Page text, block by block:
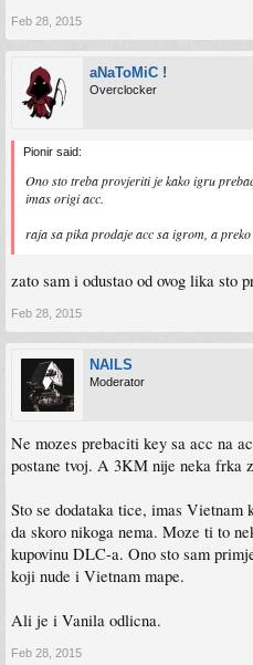
Feb 28, 2015
aNaToMiC !
Overclocker
Pionir said:
Ono sto treba provjeriti je kako igru
imas origi acc.
raja sa pika prodaje acc sa igrom, a
zato sam i odustao od ovog lika sto
Feb 28, 2015
NAILS
Moderator
Ne mozes prebaciti key sa acc na
postane tvoj. A 3KM nije neka frka
Sto se dodataka tice, imas
da skoro nikoga nema. Moze ti to
kupovinu DLC-a. Ono sto sam
koji nude i Vietnam mape.
Ali je i Vanila odlicna.
Feb 28, 2015